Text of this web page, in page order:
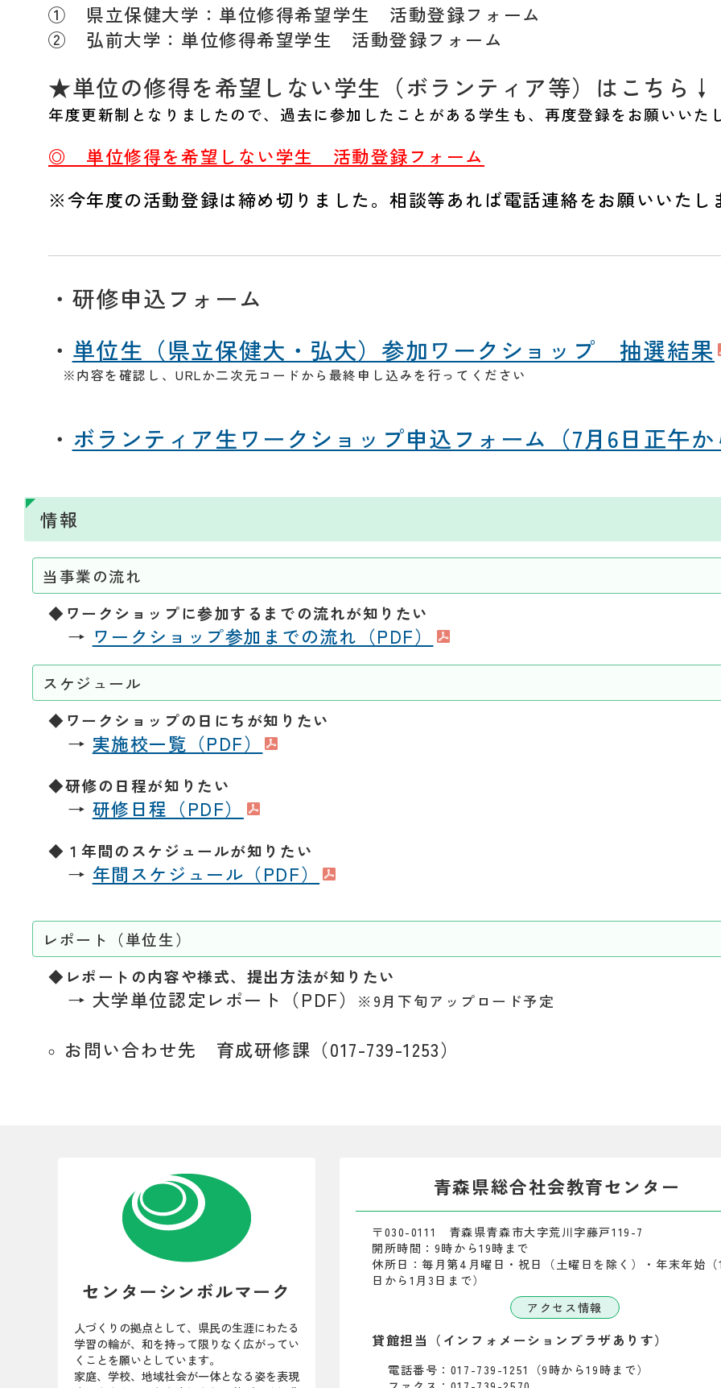
① 県立保健大学：単位修得希望学生 活動登録フォーム
② 弘前大学：単位修得希望学生 活動登録フォーム
★単位の修得を希望しない学生（ボランティア等）はこちら↓
年度更新制となりましたので、過去に参加したことがある学生も、再度登録をお願いいた
◎ 単位修得を希望しない学生 活動登録フォーム
※今年度の活動登録は締め切りました。相談等あれば電話連絡をお願いいたし
・ 研修申込フォーム
・ 単位生（県立保健大・弘大）参加ワークショップ 抽選結果
※内容を確認し、URLか二次元コードから最終申し込みを行ってください
・ ボランティア生ワークショップ申込フォーム（7月6日正午
情報
当事業の流れ
◆ワークショップに参加するまでの流れが知りたい
→ ワークショップ参加までの流れ（PDF）
スケジュール
◆ワークショップの日にちが知りたい
→ 実施校一覧（PDF）
◆研修の日程が知りたい
→ 研修日程（PDF）
◆１年間のスケジュールが知りたい
→ 年間スケジュール（PDF）
レポート（単位生）
◆レポートの内容や様式、提出方法が知りたい
→ 大学単位認定レポート（PDF） ※9月下旬アップロード予定
お問い合わせ先 育成研修課（017-739-1253）
センターシンボルマーク
人づくりの拠点として、県民の生涯にわたる
学習の輪が、和を持って限りなく広がってい
くことを願いとしています。
家庭、学校、地域社会が一体となる姿を表現
青森県総合社会教育センター
〒030-0111 青森県青森市大字荒川字藤戸119-7
開所時間：9時から19時まで
休所日：毎月第4月曜日・祝日（土曜日を除く）・年末年始（
日から1月3日まで）
アクセス情報
貸館担当（インフォメーションプラザありす）
電話番号：017-739-1251（9時から19時まで）